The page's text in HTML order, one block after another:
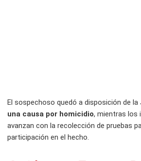
El sospechoso quedó a disposición de
una causa por homicidio, mientras los
avanzan con la recolección de pruebas
participación en el hecho.